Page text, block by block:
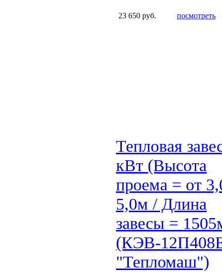
23 650 руб. посмотреть
Тепловая
кВт (Высота
проема = от
5,0м / Длина
завесы =
(КЭВ-
"Тепломаш")